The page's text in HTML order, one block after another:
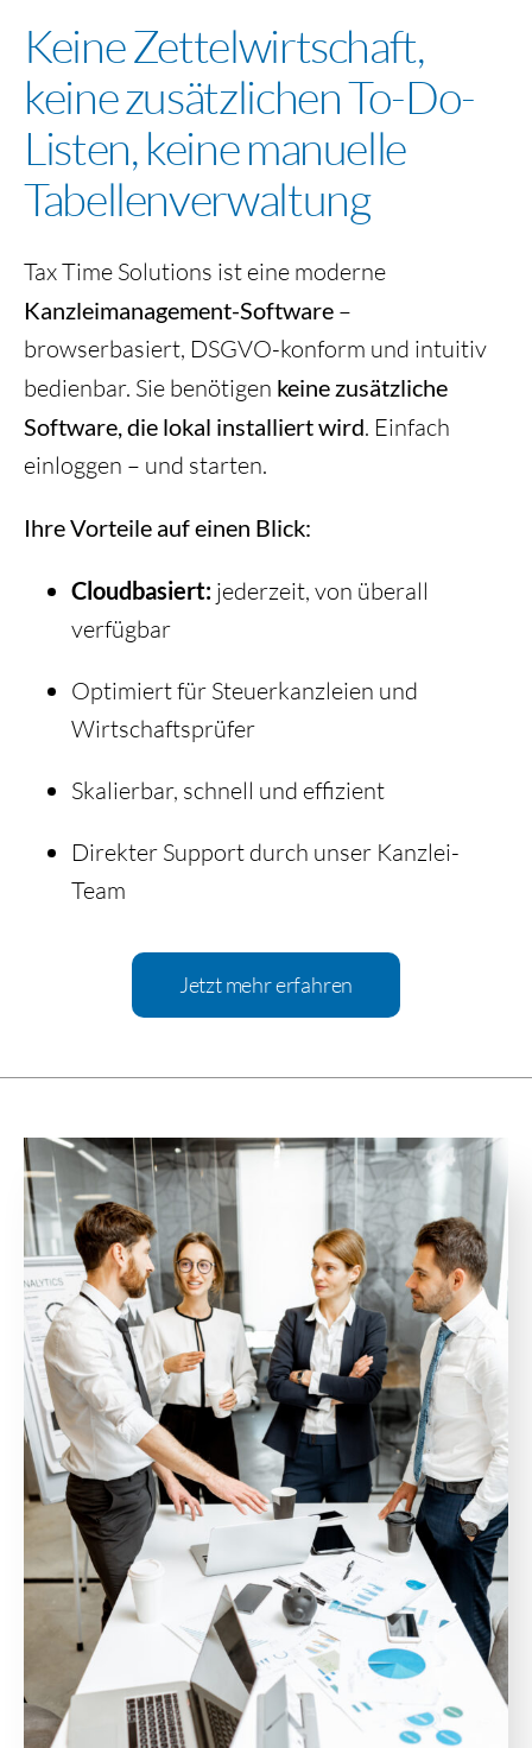
Keine Zettelwirtschaft,
keine zusätzlichen To-Do-
Listen, keine manuelle
Tabellenverwaltung
Tax Time Solutions ist eine moderne
Kanzleimanagement-Software–
browserbasiert, DSGVO-konform und intuitiv
bedienbar. Sie benötigen keine zusätzliche
Software, die lokal installiert wird. Einfach
einloggen – und starten.
Ihre Vorteile auf einen Blick:
Cloudbasiert:jederzeit, von überall
verfügbar
Optimiert für Steuerkanzleien und
Wirtschaftsprüfer
Skalierbar, schnell und effizient
Direkter Support durch unser Kanzlei-
Team
Jetzt mehr erfahren